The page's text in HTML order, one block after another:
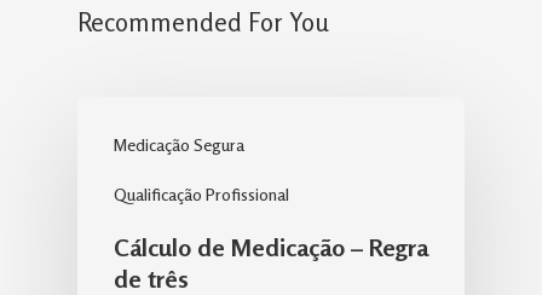
Recommended For You
Medicação Segura
Qualificação Profissional
Cálculo de Medicação – Regra
de três